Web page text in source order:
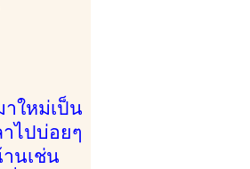
ใหม่เป็น
ไปบ่อยๆ
นเช่น